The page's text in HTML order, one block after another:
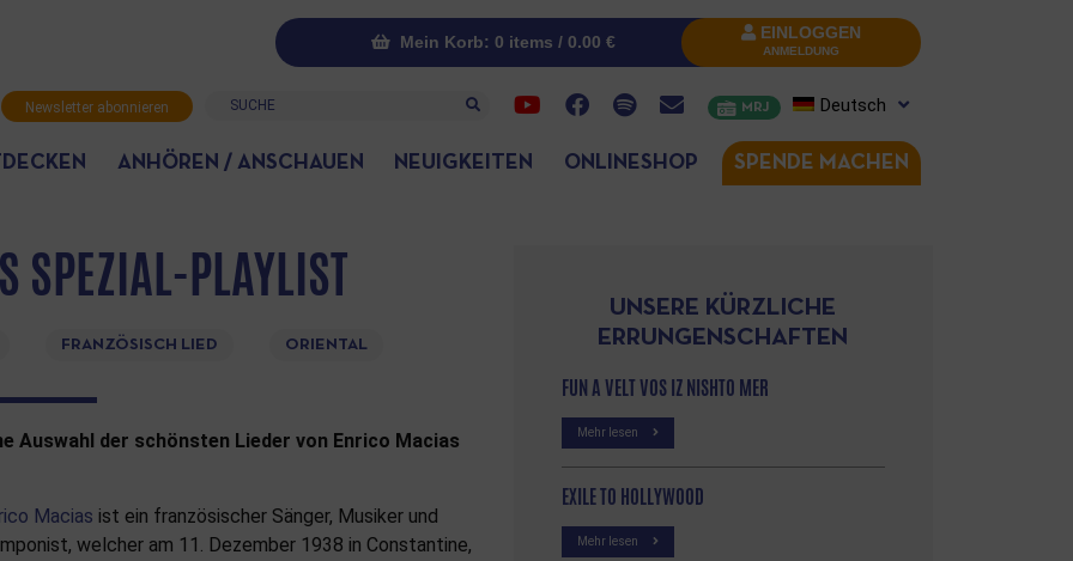
Mein Korb: 0 items / 0.00 € EINLOGGEN
ANMELDUNG
Newsletter abonnieren Suche MRJ Deutsch
ANHÖREN / ANSCHAUEN NEUIGKEITEN ONLINESHOP SPENDE MACHEN
SPEZIAL-PLAYLIST
FRANZÖSISCH LIED ORIENTAL
Auswahl der schönsten Lieder von Enrico Macias
Macias ist ein französischer Sänger, Musiker und
welcher am 11. Dezember 1938 in Constantine,
UNSERE KÜRZLICHE
ERRUNGENSCHAFTEN
FUN A VELT VOS IZ NISHTO MER
Mehr lesen
EXILE TO HOLLYWOOD
Mehr lesen